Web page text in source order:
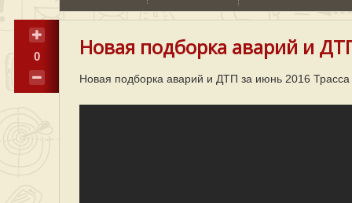
0 Новая подборка аварий и
Новая подборка аварий и ДТП за июнь 2016